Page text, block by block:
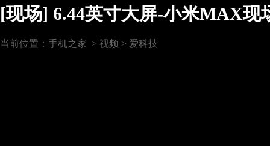
[现场] 6.44英寸大屏-小米MAX现
当前位置： 手机之家 > 视频 > 爱科技